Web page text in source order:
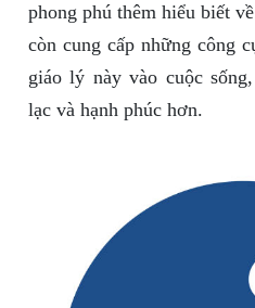
phong phú thêm hiểu biết
còn cung cấp những công
giáo lý này vào cuộc
lạc và hạnh phúc hơn.